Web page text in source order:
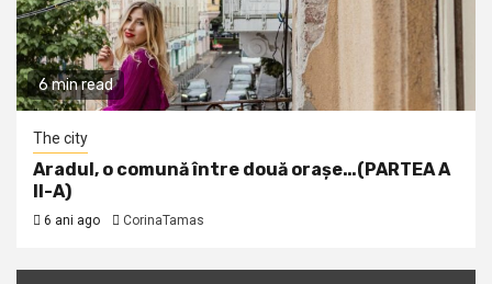
6 min read
The city
Aradul, o comună între două orașe…(PARTEA A
II-A)
6 ani ago CorinaTamas